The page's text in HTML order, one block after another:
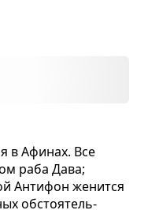
в Афи­нах. Все
раба Дава;
Анти­фон женится
обсто­я­тель­